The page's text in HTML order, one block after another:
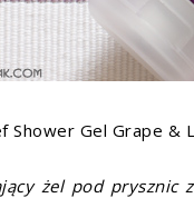
Shower Gel Grape &
żel pod prysznic